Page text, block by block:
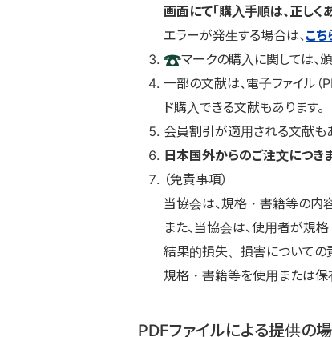
画面にて「購入手順は、正し
エラーが発生する場合は、こ
マークの購入に関しては、
一部の文献は、電子ファイル
ド購入できる文献もあります。
会員割引が適用される文献も
日本国外からのご注文につき
（免責事項）
当協会は、規格・書籍等の内
また、当協会は、使用者が規
結果的損失、損害についての
規格・書籍等を使用または保
PDFファイルによる提供の